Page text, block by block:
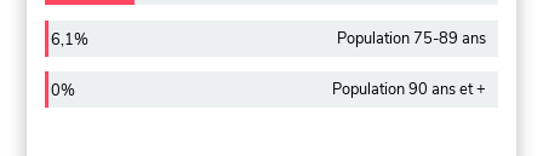
6,1% Population 75-89 ans
0% Population 90 ans et +